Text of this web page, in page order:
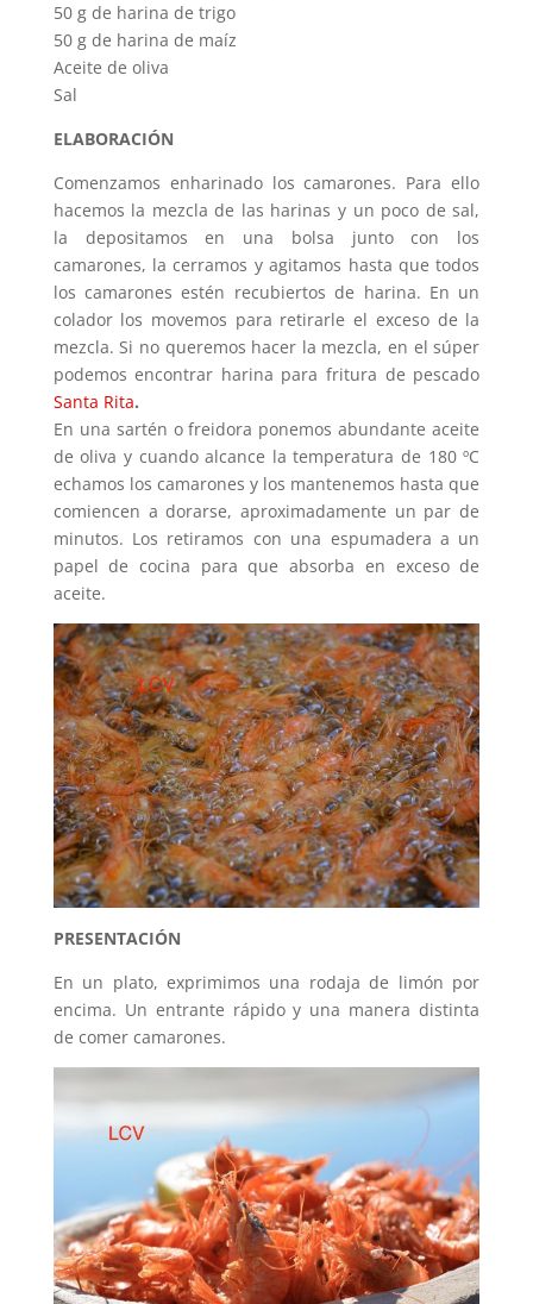
50 g de harina de trigo
50 g de harina de maíz
Aceite de oliva
Sal
ELABORACIÓN
Comenzamos enharinado los camarones. Para ello
hacemos la mezcla de las harinas y un poco de sal,
la depositamos en una bolsa junto con los
camarones, la cerramos y agitamos hasta que todos
los camarones estén recubiertos de harina. En un
colador los movemos para retirarle el exceso de la
mezcla. Si no queremos hacer la mezcla, en el súper
podemos encontrar harina para fritura de pescado
Santa Rita.
En una sartén o freidora ponemos abundante aceite
de oliva y cuando alcance la temperatura de 180 ºC
echamos los camarones y los mantenemos hasta que
comiencen a dorarse, aproximadamente un par de
minutos. Los retiramos con una espumadera a un
papel de cocina para que absorba en exceso de
aceite.
PRESENTACIÓN
En un plato, exprimimos una rodaja de limón por
encima. Un entrante rápido y una manera distinta
de comer camarones.